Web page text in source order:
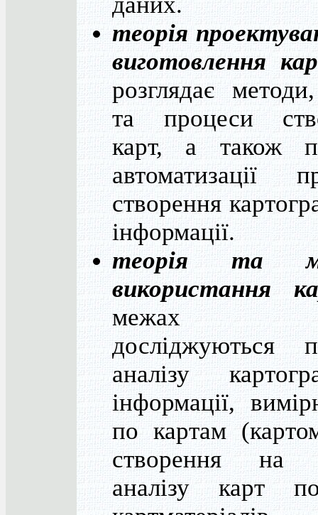
теорія
виготовлення
розглядає
та процеси
карт, а також
автоматизації
створення
інформації.
теорія та
використання
межах
досліджуються
аналізу
інформації,
по картам
створення на
аналізу карт